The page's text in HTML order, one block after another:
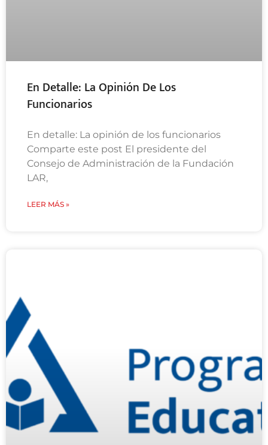
En Detalle: La Opinión De Los
Funcionarios
En detalle: La opinión de los funcionarios
Comparte este post El presidente del
Consejo de Administración de la Fundación
LAR,
LEER MÁS »